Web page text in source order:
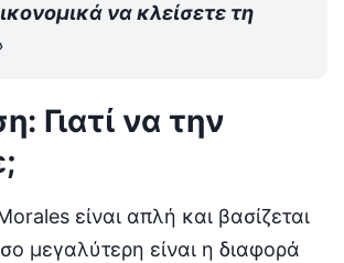
να κλείσετε τη
Γιατί να την
είναι απλή και βασίζεται
μεγαλύτερη είναι η διαφορά